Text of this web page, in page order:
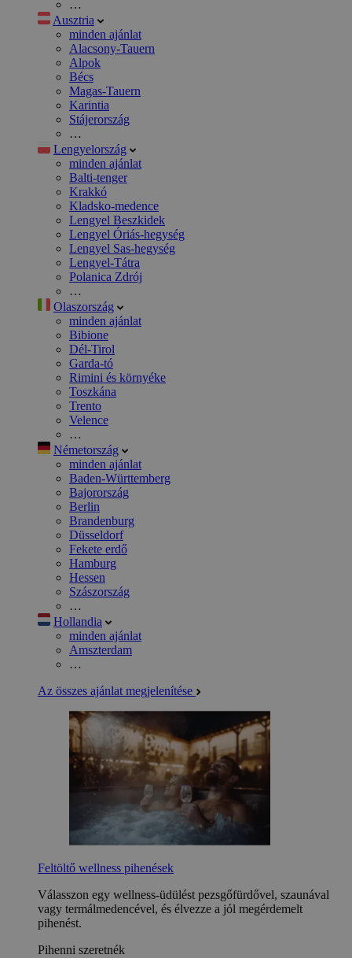
…
Ausztria
minden ajánlat
Alacsony-Tauern
Alpok
Bécs
Magas-Tauern
Karintia
Stájerország
…
Lengyelország
minden ajánlat
Balti-tenger
Krakkó
Kladsko-medence
Lengyel Beszkidek
Lengyel Óriás-hegység
Lengyel Sas-hegység
Lengyel-Tátra
Polanica Zdrój
…
Olaszország
minden ajánlat
Bibione
Dél-Tirol
Garda-tó
Rimini és környéke
Toszkána
Trento
Velence
…
Németország
minden ajánlat
Baden-Württemberg
Bajorország
Berlin
Brandenburg
Düsseldorf
Fekete erdő
Hamburg
Hessen
Szászország
…
Hollandia
minden ajánlat
Amszterdam
…
Az összes ajánlat megjelenítése
Feltöltő wellness pihenések
Válasszon egy wellness-üdülést pezsgőfürdővel, szaunával
vagy termálmedencével, és élvezze a jól megérdemelt
pihenést.
Pihenni szeretnék